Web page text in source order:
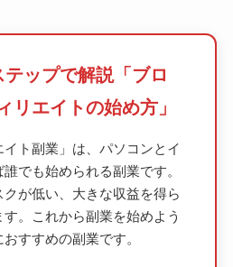
ップで解説「ブロ
リエイトの始め方」
イト副業」は、パソコンとイ
でも始められる副業です。
が低い、大きな収益を得ら
。これから副業を始めよう
すすめの副業です。